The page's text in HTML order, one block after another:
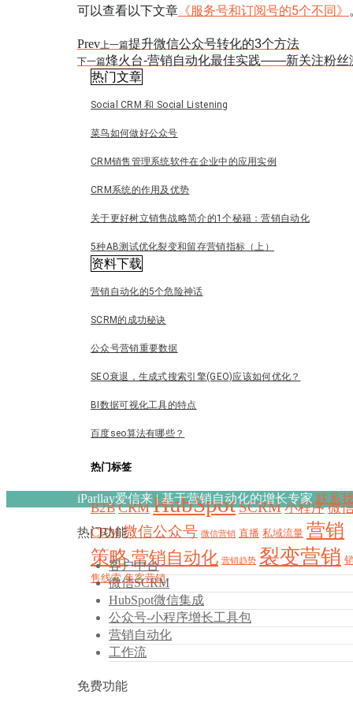
可以查看以下文章 《服务号和订阅号的5个不同》
Prev上一篇提升微信公众号转化的3个方法
下一篇烽火台-营销自动化最佳实践——新关注粉丝
热门文章
Social CRM 和 Social Listening
菜鸟如何做好公众号
CRM销售管理系统软件在企业中的应用实例
CRM系统的作用及优势
关于更好树立销售战略简介的1个秘籍：营销自动化
5种AB测试优化裂变和留存营销指标（上）
资料下载
营销自动化的5个危险神话
SCRM的成功秘诀
公众号营销重要数据
SEO衰退，生成式搜索引擎(GEO)应该如何优化？
BI数据可视化工具的特点
百度seo算法有哪些？
热门标签
B2B CRM HubSpotSCRM 小程序 微
CRM 微信公众号 微信营销 直播 私域流量 营销
策略营销自动化 营销趋势 裂变营销 销
售线索 集客营销
iParllay爱信来 | 基于营销自动化的增长专家 联系
热门功能
客户中台
微信SCRM
HubSpot微信集成
公众号-小程序增长工具包
营销自动化
工作流
免费功能